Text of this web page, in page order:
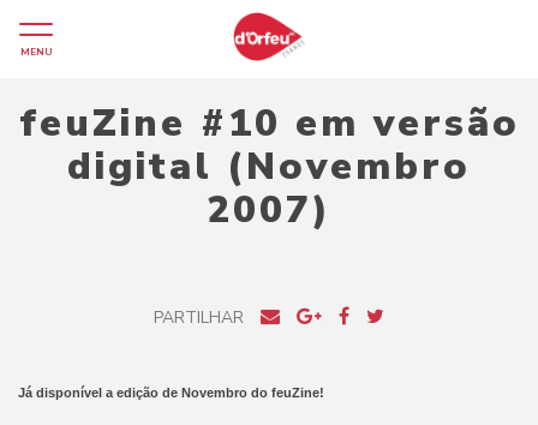
MENU
feuZine #10 em versão
digital (Novembro
2007)
PARTILHAR
Já disponível a edição de Novembro do feuZine!